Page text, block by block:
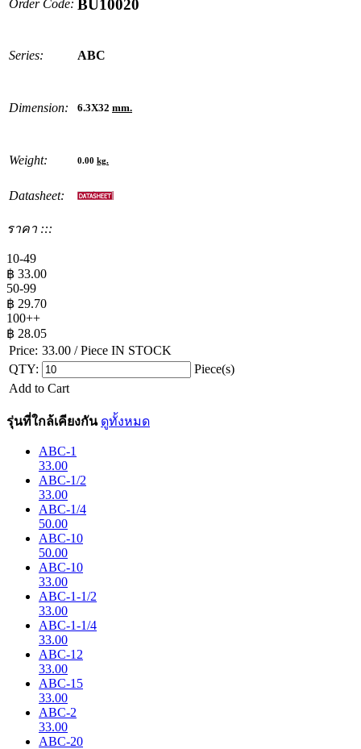
Order Code: BU10020
Series: ABC
Dimension: 6.3X32 mm.
Weight: 0.00 kg.
Datasheet:
ราคา :::
10-49
฿ 33.00
50-99
฿ 29.70
100++
฿ 28.05
Price: 33.00 / Piece IN STOCK
QTY:
Piece(s)
Add to Cart
รุ่นที่ใกล้เคียงกัน ดูทั้งหมด
ABC-1
33.00
ABC-1/2
33.00
ABC-1/4
50.00
ABC-10
50.00
ABC-10
33.00
ABC-1-1/2
33.00
ABC-1-1/4
33.00
ABC-12
33.00
ABC-15
33.00
ABC-2
33.00
ABC-20